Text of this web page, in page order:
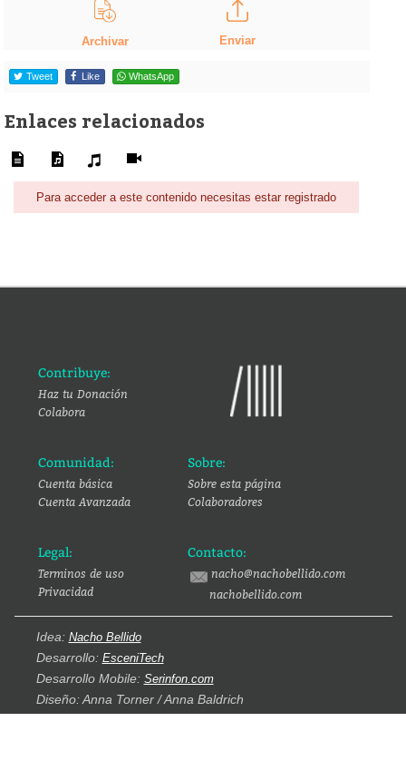
Archivar Enviar
Tweet Like WhatsApp
Enlaces relacionados
Para acceder a este contenido necesitas estar registrado
Contribuye:
Haz tu Donación
Colabora
Comunidad:
Cuenta básica
Cuenta Avanzada
Sobre:
Sobre esta página
Colaboradores
Legal:
Terminos de uso
Privacidad
Contacto:
nacho@nachobellido.com
nachobellido.com
Idea: Nacho Bellido
Desarrollo: EsceniTech
Desarrollo Mobile: Serinfon.com
Diseño: Anna Torner / Anna Baldrich